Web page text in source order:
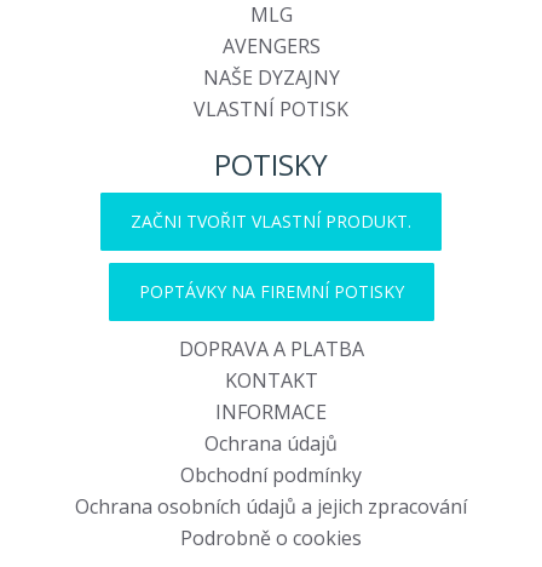
MLG
AVENGERS
NAŠE DYZAJNY
VLASTNÍ POTISK
POTISKY
ZAČNI TVOŘIT VLASTNÍ PRODUKT.
POPTÁVKY NA FIREMNÍ POTISKY
DOPRAVA A PLATBA
KONTAKT
INFORMACE
Ochrana údajů
Obchodní podmínky
Ochrana osobních údajů a jejich zpracování
Podrobně o cookies